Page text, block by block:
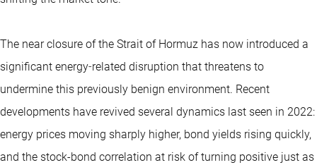
The near closure of the Strait of Hormuz has now introduced a
significant energy‑related disruption that threatens to
undermine this previously benign environment. Recent
developments have revived several dynamics last seen in 2022:
energy prices moving sharply higher, bond yields rising quickly,
and the stock-bond correlation at risk of turning positive just as